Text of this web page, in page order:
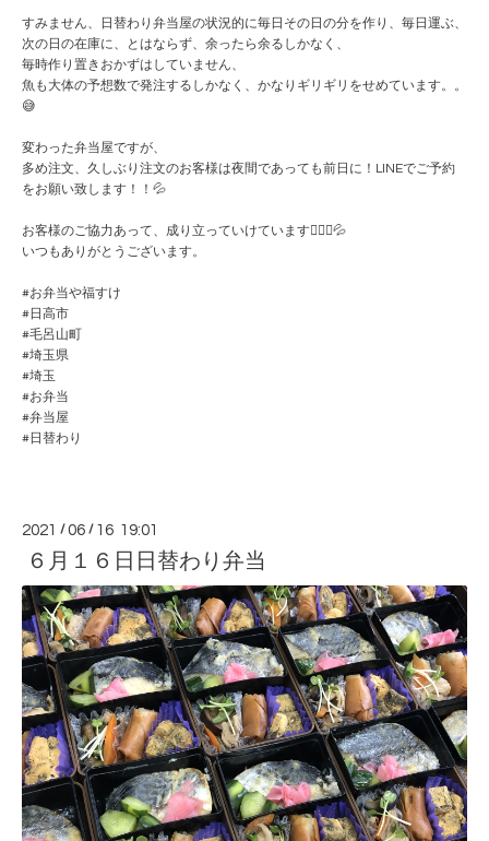
すみません、日替わり弁当屋の状況的に毎日その日の分を作り、毎日運ぶ、
次の日の在庫に、とはならず、余ったら余るしかなく、
毎時作り置きおかずはしていません、
魚も大体の予想数で発注するしかなく、かなりギリギリをせめています。。
😅
変わった弁当屋ですが、
多め注文、久しぶり注文のお客様は夜間であっても前日に！LINEでご予約
をお願い致します！！💦
お客様のご協力あって、成り立っていけています🙇🏻‍♀️💦
いつもありがとうございます。
#お弁当や福すけ
#日高市
#毛呂山町
#埼玉県
#埼玉
#お弁当
#弁当屋
#日替わり
2021 /06 / 16 19:01
６月１６日日替わり弁当